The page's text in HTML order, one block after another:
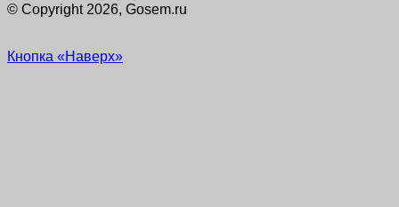
© Copyright 2026, Gosem.ru
Кнопка «Наверх»